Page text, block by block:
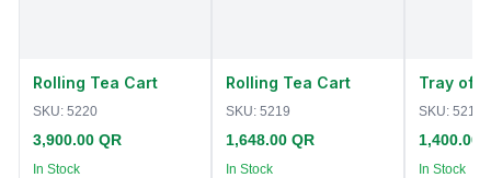
Rolling Tea Cart
SKU: 5220
3,900.00 QR
In Stock
Rolling Tea Cart
SKU: 5219
1,648.00 QR
In Stock
Tray of
SKU: 5218
1,400.00
In Stock